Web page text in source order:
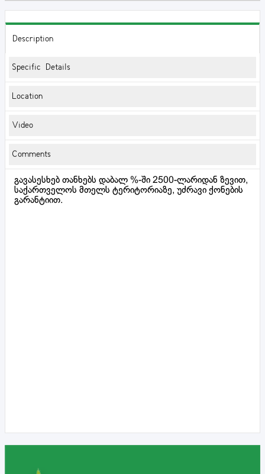
Description
Specific Details
Location
Video
Comments
გავასესხებ თანხებს დაბალ %-ში 2500-ლარიდან ზევით,
საქართველოს მთელს ტერიტორიაზე, უძრავი ქონების
გარანტიით.